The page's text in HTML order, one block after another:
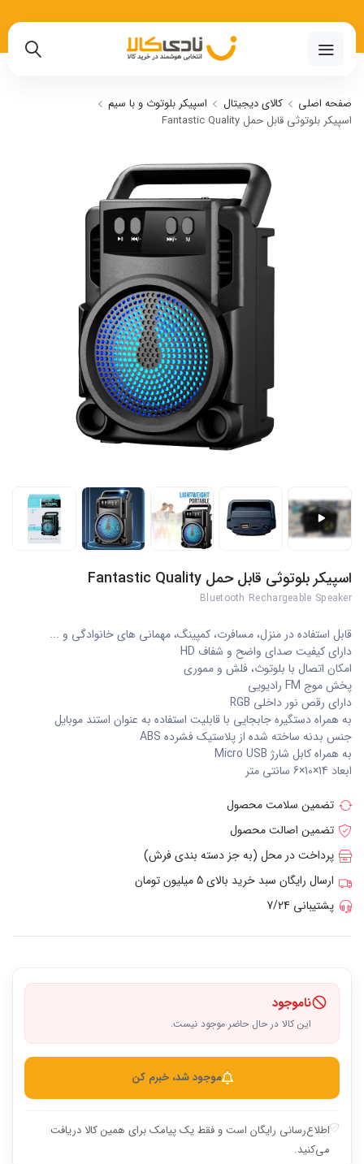
صفحه اصلی کالای دیجیتال
اسپیکر بلوتوث و با سیم
اسپیکر بلوتوثی قابل حمل Fantastic Quality
اسپیکر بلوتوثی قابل حمل Fantastic Quality
Bluetooth Rechargeable Speaker
قابل استفاده در منزل، مسافرت، کمپینگ، مهمانی های خانوادگی و ...
دارای کیفیت صدای واضح و شفاف HD
امکان اتصال با بلوتوث، فلش و مموری
پخش موج FM رادیویی
دارای رقص نور داخلی RGB
به همراه دستگیره جابجایی با قابلیت استفاده به عنوان استند موبایل
جنس بدنه ساخته شده از پلاستیک فشرده ABS
به همراه کابل شارژ Micro USB
ابعاد 14×10×6 سانتی متر
تضمین سلامت محصول
تضمین اصالت محصول
پرداخت در محل (به جز دسته بندی فرش)
ارسال رایگان سبد خرید بالای 5 میلیون تومان
پشتیبانی 7/24
ناموجود
این کالا در حال حاضر موجود نیست.
موجود شد، خبرم کن
اطلاع‌رسانی رایگان است و فقط یک پیامک برای همین کالا دریافت
می‌کنید.